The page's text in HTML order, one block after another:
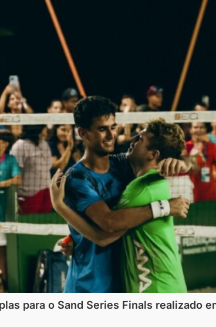
para o Sand Series Finals realizado